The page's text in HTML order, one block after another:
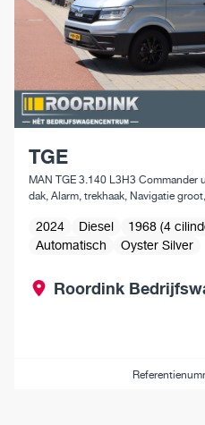
TGE
MAN TGE 3.140 L3H3
dak, Alarm, trekhaak, Navigatie
2024 Diesel 1968 (4
Automatisch
Oyster Silver
Roordink